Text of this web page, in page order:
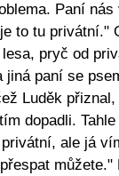
Paní
to tu
pryč od
jiná paní se
Luděk
dopadli.
ale já